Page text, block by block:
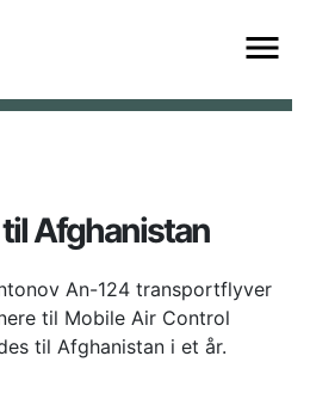
Afghanistan
An-124 transportflyver
til Mobile Air Control
til Afghanistan i et år.